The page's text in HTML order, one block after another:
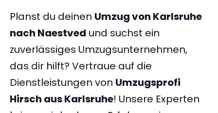
Planst du deinen Umzug von Karlsruhe
nach Naestved und suchst ein
zuverlässiges Umzugsunternehmen,
das dir hilft? Vertraue auf die
Dienstleistungen von Umzugsprofi
Hirsch aus Karlsruhe! Unsere Experten